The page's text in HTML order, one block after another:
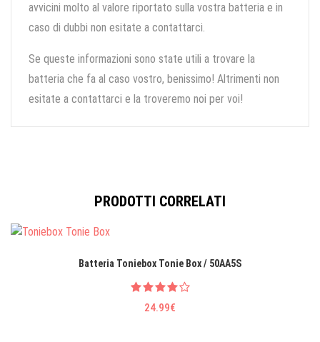
avvicini molto al valore riportato sulla vostra batteria e in
caso di dubbi non esitate a contattarci.
Se queste informazioni sono state utili a trovare la
batteria che fa al caso vostro, benissimo! Altrimenti non
esitate a contattarci e la troveremo noi per voi!
PRODOTTI CORRELATI
Batteria Toniebox Tonie Box / 50AA5S
24.99€